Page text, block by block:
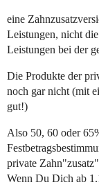
eine
Leistungen, nicht
Leistungen bei der
Die Produkte der
noch gar nicht (mit
gut!)
Also 50, 60 oder
private
Wenn Du Dich ab